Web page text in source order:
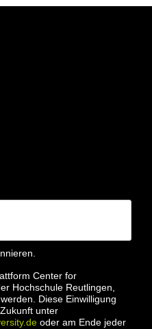
Center for
Hochschule Reutlingen,
Diese Einwilligung
unter
oder am Ende jeder